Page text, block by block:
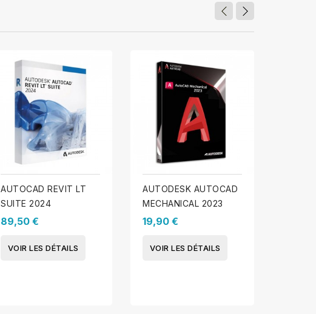
AUTOCAD REVIT LT
SUITE 2024
89,50 €
VOIR LES DÉTAILS
AUTODESK AUTOCAD
MECHANICAL 2023
19,90 €
VOIR LES DÉTAILS